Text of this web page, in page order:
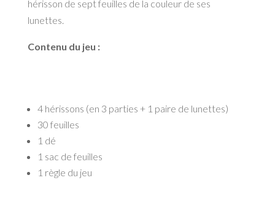
hérisson de sept feuilles de la couleur de ses
lunettes.
Contenu du jeu :
4 hérissons (en 3 parties + 1 paire de lunettes)
30 feuilles
1 dé
1 sac de feuilles
1 règle du jeu